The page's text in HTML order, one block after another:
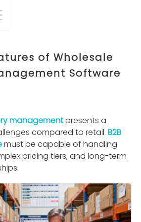
of Wholesale
Software
managementpresents a
compared to retail. B2B
must be capable of handling
pricing tiers, and long-term